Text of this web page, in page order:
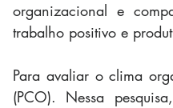
organizacional e
trabalho positivo e
Para avaliar o clima
(PCO). Nessa